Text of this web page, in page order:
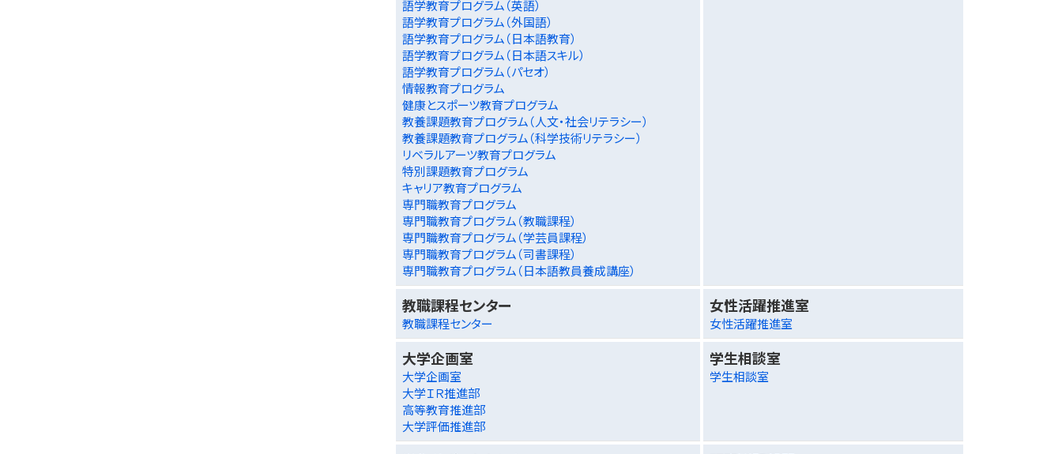
語学教育プログラム（英語）
語学教育プログラム（外国語）
語学教育プログラム（日本語教育）
語学教育プログラム（日本語スキル）
語学教育プログラム（パセオ）
情報教育プログラム
健康とスポーツ教育プログラム
教養課題教育プログラム（人文・社会リテラシー）
教養課題教育プログラム（科学技術リテラシー）
リベラルアーツ教育プログラム
特別課題教育プログラム
キャリア教育プログラム
専門職教育プログラム
専門職教育プログラム（教職課程）
専門職教育プログラム（学芸員課程）
専門職教育プログラム（司書課程）
専門職教育プログラム（日本語教員養成講座）
教職課程センター
教職課程センター
女性活躍推進室
女性活躍推進室
大学企画室
大学企画室
大学ＩＲ推進部
高等教育推進部
大学評価推進部
学生相談室
学生相談室